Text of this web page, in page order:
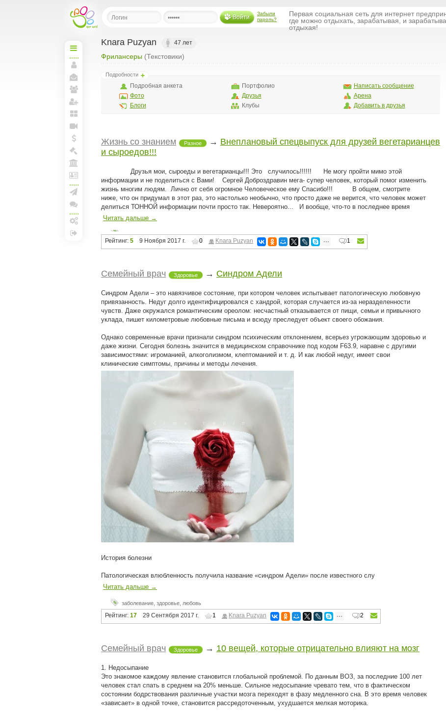
Войти
Забыли
пароль?
Первая социальная сеть для интернет
где можно отдыхать, зарабатывая, и
отдыхая!
Начальная
Моя
страница
Мои
сообщения
Мои
друзья
Пригласить друзей
Мои
блоги
Прямая
линия
Мои
спунты
Моя
Биржа
Моя
Арена
Лига
и
Создать рассылку
Конференции
Настройки
Knara Puzyan 47 лет
Фрилансеры (Текстовики)
Подробности
Подробная анкета
Фото
Блоги
Портфолио
Друзья
Клубы
Написать сообщение
Арена
Добавить в друзья
Жизнь со знанием Разное → Внеплановый спецвыпуск для друзей вегетарианцев
и сыроедов!!!
Друзья мои, сыроеды и вегетарианцы!!! Это случилось!!!!!! Не могу пройти мимо этой
информации и не поделиться с Вами! Сергей Доброздравин мега- супер человек, который помог изменить
жизнь многим людям. Лично от себя огромное Человеческое ему Спасибо!!! В общем, смотрите
ниже, что он придумал в этот раз, это настолько необычно, что просто даже не верится, что человек может
делиться ТОННОЙ информации почти просто так. Невероятно... И вообще, что-то в последнее время
Читать дальше →
Рейтинг: 5 9 Ноября 2017 г. 0 Knara Puzyan 1
Семейный врач Здоровье → Синдром Адели
Синдром Адели – это навязчивое состояние, при котором человек испытывает патологическую любовную
привязанность. Недуг долго идентифицировался с хандрой, которая случается из-за неразделенности
чувств. Даже окружался романтическим ореолом: несчастный отказывается от пищи, семьи и привычного
уклада, пишет километровые любовные письма и всюду преследует объект своего обожания.
Однако современные врачи признали синдром психическим отклонением, всерьез угрожающим здоровью и
даже жизни. Сегодня болезнь значится в медицинском справочнике под кодом F63.9, наравне с другими
зависимостями: игроманией, алкоголизмом, клептоманией и т. д. И как любой недуг, имеет свои
клинические симптомы, причины и методы лечения.
История болезни
Патологическая влюбленность получила название «синдром Адели» после известного слу
Читать дальше →
заболевание здоровье любовь
Рейтинг: 17 29 Сентября 2017 г. 1 Knara Puzyan 2
Семейный врач Здоровье → 10 вещей, которые отрицательно влияют на мозг
1. Недосыпание
Это знакомое каждому явление становится глобальной проблемой. По данным ВОЗ, за последние 100 лет
человек стал спать в среднем на 20% меньше. Сильное недосыпание чревато тем, что в фактическом
состоянии бодрствования различные участки мозга переходят в фазу медленного сна. В это время человек
«зависает» в одной точке, становится рассредоточенным, ухудшается мелкая моторика.